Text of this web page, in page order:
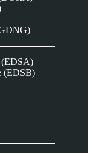
(EDSA)
(EDSB)